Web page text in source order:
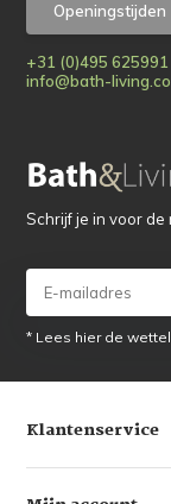
Openingstijden
+31 (0)495 625991
info@bath-
Schrijf je in voor
* Lees hier de
Klantenservice